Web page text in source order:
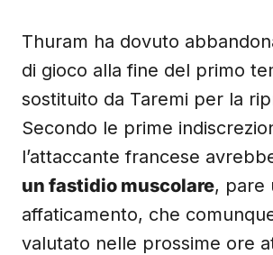
Thuram ha dovuto
di gioco alla fine del primo
sostituito da Taremi per la
Secondo le prime
l’attaccante francese
un fastidio muscolare, pare
affaticamento, che
valutato nelle prossime ore